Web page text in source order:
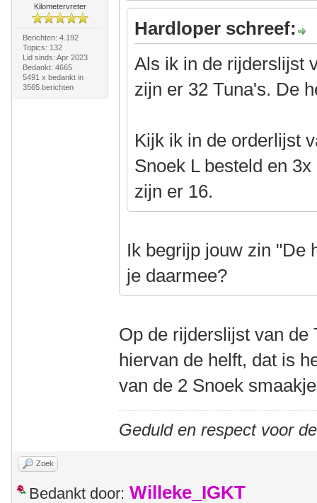
Kilometervreter
Berichten: 4.192
Topics: 132
Lid sinds: Apr 2023
Bedankt: 4665
5491 x bedankt in
3565 berichten
Hardloper schreef:
Als ik in de rijderslijst
zijn er 32 Tuna's. De
Kijk ik in de orderlijst
Snoek L besteld en
zijn er 16.
Ik begrijp jouw zin "De
je daarmee?
Op de rijderslijst van de
hiervan de helft, dat is
van de 2 Snoek
Geduld en respect voor
Zoek
Bedankt door: Willeke_IGKT